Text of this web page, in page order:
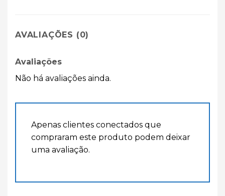
AVALIAÇÕES (0)
Avaliações
Não há avaliações ainda.
Apenas clientes conectados que
compraram este produto podem deixar
uma avaliação.